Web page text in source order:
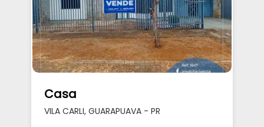
Casa
VILA CARLI, GUARAPUAVA - PR